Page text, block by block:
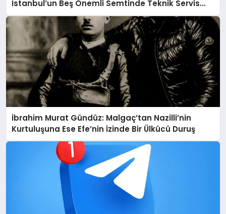
İstanbul’un Beş Önemli Semtinde Teknik Servis
Deneyimi
İbrahim Murat Gündüz: Malgaç’tan Nazilli’nin
Kurtuluşuna Ese Efe’nin İzinde Bir Ülkücü Duruş